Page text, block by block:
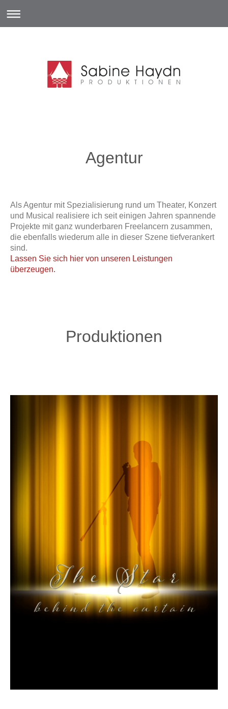
Agentur
Als Agentur mit Spezialisierung rund um Theater, Konzert
und Musical realisiere ich seit einigen Jahren spannende
Projekte mit ganz wunderbaren Freelancern zusammen,
die ebenfalls wiederum alle in dieser Szene tiefverankert
sind.
Lassen Sie sich hier von unseren Leistungen
überzeugen.
Produktionen